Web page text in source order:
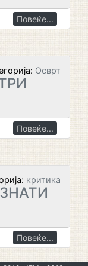
Повеќе...
Осврт
Повеќе...
критика
Повеќе...